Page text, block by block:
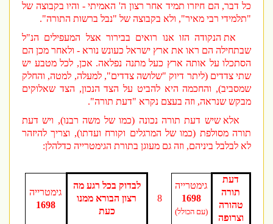
כל דבר, הם חיזרו תמיד אחר רצון ה' האמיתי - והיו בקבוצה של
"תלמידי רבי מאיר", ולא בקבוצה של "נבל ברשות התורה".
את הנקודה הזו אנו רואים בבירור אצל המעפילים הנ"ל
שבתחילה הם ראו את ארץ ישראל כעונש נורא - ולאחר מכן הם
הסתכלו על אותה ארץ כעל מתנה נפלאה. אכן, לכל מטבע יש
שתי צדדים (ליתר דיוק "שלושה צדדים", למעלה, למטה, והחלק
שמסביב), והחכמה היא להביט על הצד הנכון, הצד שאלוקים
מבקש שנראה, וזה בעצם נקרא "דעת תורה".
אלא שיש דעת תורה נכונה (כמו של משה רבנו), ויש דעת
תורה מסולפת (כמו של המרגלים וקורח ועדתו), וצריך להיזהר
לא לבלבל ביניהם, וזה גם מעוגן בתורת הגימטרייה כדלהלן:
דעת
תורה
טהורה
וצרופה
גימטרייה
1698
(עם הכולל)
לבדוק בכל רגע מה
רצון הבורא ממנו
כעת
גימטרייה
1698